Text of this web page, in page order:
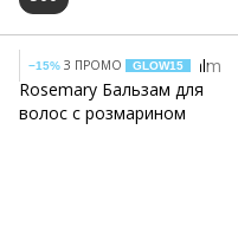
−15% З ПРОМО GLOW15